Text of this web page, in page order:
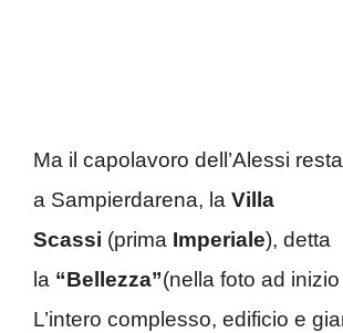
Ma il capolavoro dell’Alessi
a Sampierdarena, la Villa
Scassi (prima Imperiale), detta
la “Bellezza”(nella foto ad
L’intero complesso, edificio e